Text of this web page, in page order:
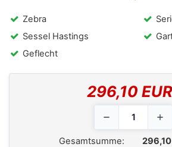
Zebra
Sessel Hastings
Geflecht
296,10 EUR
Gesamtsumme:
296,10